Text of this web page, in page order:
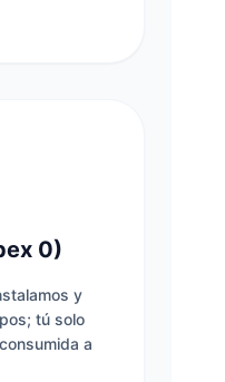
0)
y
tú solo
a